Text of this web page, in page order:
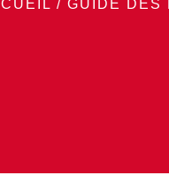
/ GUIDE DES